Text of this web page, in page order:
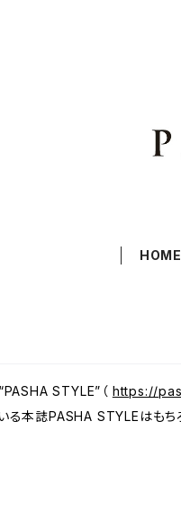
HOME
STYLE”（ https://
本誌PASHA STYLEはもち